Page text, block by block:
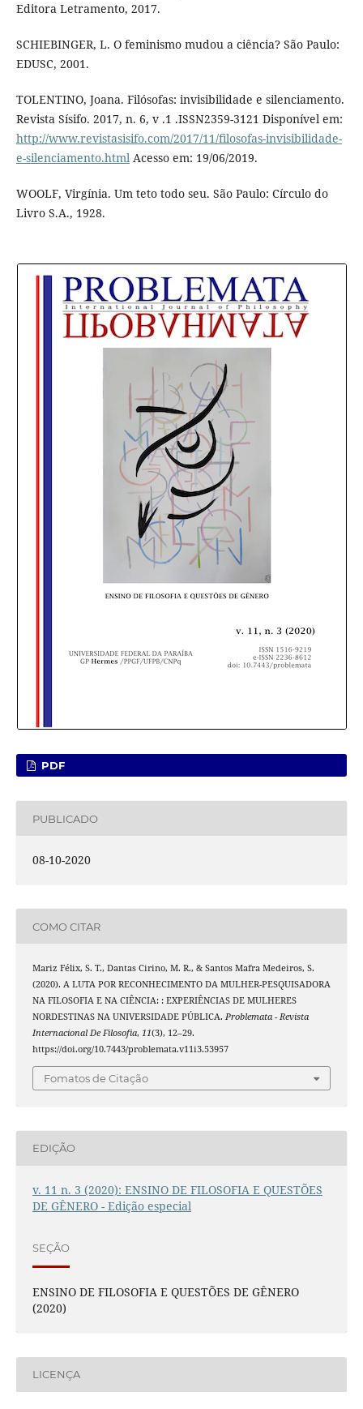
Editora Letramento, 2017.
SCHIEBINGER, L. O feminismo mudou a ciência? São Paulo:
EDUSC, 2001.
TOLENTINO, Joana. Filósofas: invisibilidade e silenciamento.
Revista Sísifo. 2017, n. 6, v .1 .ISSN2359-3121 Disponível em:
http://www.revistasisifo.com/2017/11/filosofas-invisibilidade-
e-silenciamento.htmlAcesso em: 19/06/2019.
WOOLF, Virgínia. Um teto todo seu. São Paulo: Círculo do
Livro S.A., 1928.
PDF
PUBLICADO
08-10-2020
COMO CITAR
Mariz Félix, S. T., Dantas Cirino, M. R., & Santos Mafra Medeiros, S.
(2020). A LUTA POR RECONHECIMENTO DA MULHER-PESQUISADORA
NA FILOSOFIA E NA CIÊNCIA: : EXPERIÊNCIAS DE MULHERES
NORDESTINAS NA UNIVERSIDADE PÚBLICA. Problemata - Revista
Internacional De Filosofia, 11(3), 12–29.
https://doi.org/10.7443/problemata.v11i3.53957
Fomatos de Citação
EDIÇÃO
v. 11 n. 3 (2020): ENSINO DE FILOSOFIA E QUESTÕES
DE GÊNERO - Edição especial
SEÇÃO
ENSINO DE FILOSOFIA E QUESTÕES DE GÊNERO
(2020)
LICENÇA